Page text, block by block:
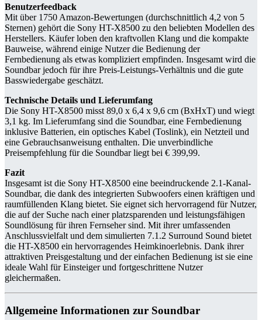
Benutzerfeedback
Mit über 1750 Amazon-Bewertungen (durchschnittlich 4,2 von 5
Sternen) gehört die Sony HT-X8500 zu den beliebten Modellen des
Herstellers. Käufer loben den kraftvollen Klang und die kompakte
Bauweise, während einige Nutzer die Bedienung der
Fernbedienung als etwas kompliziert empfinden. Insgesamt wird die
Soundbar jedoch für ihre Preis-Leistungs-Verhältnis und die gute
Basswiedergabe geschätzt.
Technische Details und Lieferumfang
Die Sony HT-X8500 misst 89,0 x 6,4 x 9,6 cm (BxHxT) und wiegt
3,1 kg. Im Lieferumfang sind die Soundbar, eine Fernbedienung
inklusive Batterien, ein optisches Kabel (Toslink), ein Netzteil und
eine Gebrauchsanweisung enthalten. Die unverbindliche
Preisempfehlung für die Soundbar liegt bei € 399,99.
Fazit
Insgesamt ist die Sony HT-X8500 eine beeindruckende 2.1-Kanal-
Soundbar, die dank des integrierten Subwoofers einen kräftigen und
raumfüllenden Klang bietet. Sie eignet sich hervorragend für Nutzer,
die auf der Suche nach einer platzsparenden und leistungsfähigen
Soundlösung für ihren Fernseher sind. Mit ihrer umfassenden
Anschlussvielfalt und dem simulierten 7.1.2 Surround Sound bietet
die HT-X8500 ein hervorragendes Heimkinoerlebnis. Dank ihrer
attraktiven Preisgestaltung und der einfachen Bedienung ist sie eine
ideale Wahl für Einsteiger und fortgeschrittene Nutzer
gleichermaßen.
Allgemeine Informationen zur Soundbar